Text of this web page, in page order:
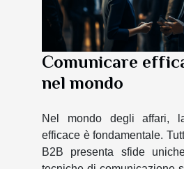
Comunicare
nel mondo
Nel mondo degli affari,
efficace è fondamentale.
B2B presenta sfide